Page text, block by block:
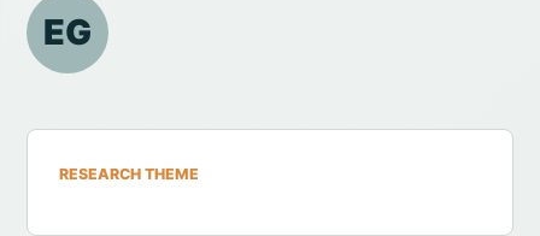
EG
RESEARCH THEME